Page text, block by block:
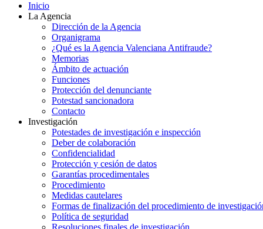
Inicio
La Agencia
Dirección de la Agencia
Organigrama
¿Qué es la Agencia Valenciana Antifraude?
Memorias
Ámbito de actuación
Funciones
Protección del denunciante
Potestad sancionadora
Contacto
Investigación
Potestades de investigación e inspección
Deber de colaboración
Confidencialidad
Protección y cesión de datos
Garantías procedimentales
Procedimiento
Medidas cautelares
Formas de finalización del procedimiento de
Política de seguridad
Resoluciones finales de investigación